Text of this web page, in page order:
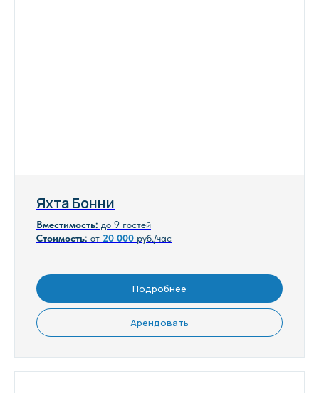
Яхта Бонни
Вместимость: до 9 гостей
Стоимость: от 20 000 руб./час
Подробнее
Арендовать